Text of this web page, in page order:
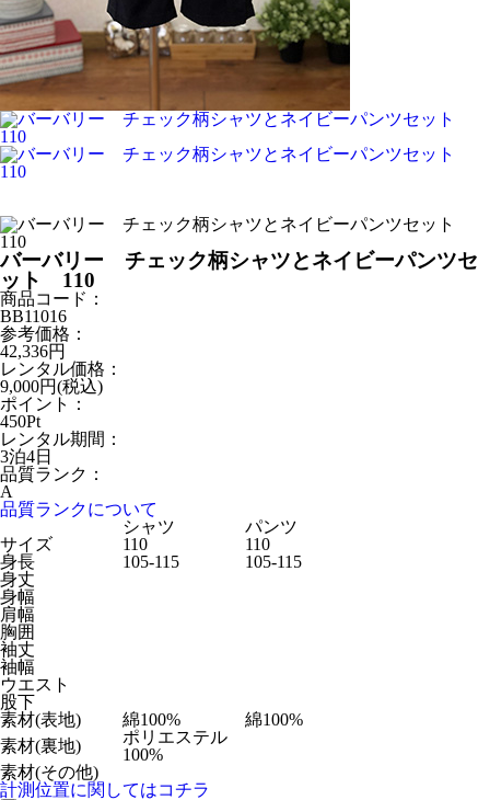
バーバリー チェック柄シャツとネイビーパンツセ
ット 110
商品コード：
BB11016
参考価格：
42,336円
レンタル価格：
9,000円(税込)
ポイント：
450Pt
レンタル期間：
3泊4日
品質ランク：
A
品質ランクについて
シャツ
パンツ
サイズ
110
110
身長
105-115
105-115
身丈
身幅
肩幅
胸囲
袖丈
袖幅
ウエスト
股下
素材(表地)
綿100%
綿100%
素材(裏地)
ポリエステル
100%
素材(その他)
計測位置に関してはコチラ